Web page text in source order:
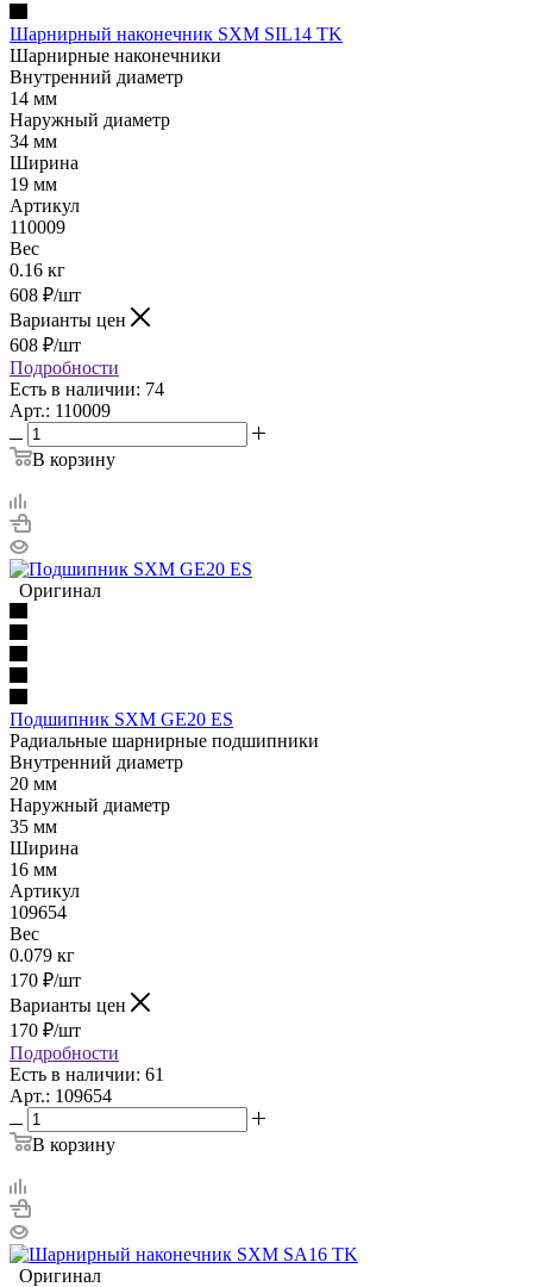
Шарнирный наконечник SXM SIL14 TK
Шарнирные наконечники
Внутренний диаметр
14 мм
Наружный диаметр
34 мм
Ширина
19 мм
Артикул
110009
Вес
0.16 кг
608 ₽/шт
Варианты цен
608 ₽/шт
Подробности
Есть в наличии: 74
Арт.: 110009
В корзину
Оригинал
Подшипник SXM GE20 ES
Радиальные шарнирные подшипники
Внутренний диаметр
20 мм
Наружный диаметр
35 мм
Ширина
16 мм
Артикул
109654
Вес
0.079 кг
170 ₽/шт
Варианты цен
170 ₽/шт
Подробности
Есть в наличии: 61
Арт.: 109654
В корзину
Оригинал